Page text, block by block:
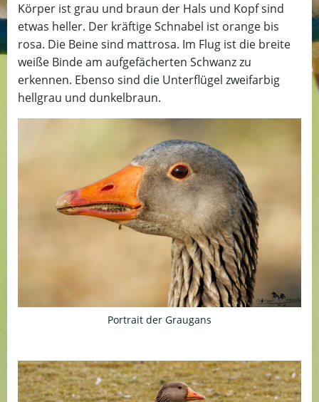
Körper ist grau und braun der Hals und Kopf sind
etwas heller. Der kräftige Schnabel ist orange bis
rosa. Die Beine sind mattrosa. Im Flug ist die breite
weiße Binde am aufgefächerten Schwanz zu
erkennen. Ebenso sind die Unterflügel zweifarbig
hellgrau und dunkelbraun.
Portrait der Graugans